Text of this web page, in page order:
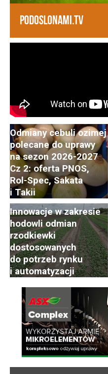
PODOSLONAMI.TV
Odmiany cebuli ozimej
polecane do uprawy
na sezon 2026-2027
Cz 2: oferta PNOS,
Rol-Spec, Sakata
i Takii
Postępy i trendy
w hodowli i uprawie
rzodkiewki. Cz. 2:
Innowacje w zakresie
hodowli odmian
rzodkiewki
dostosowanych
do potrzeb rynku
i automatyzacji